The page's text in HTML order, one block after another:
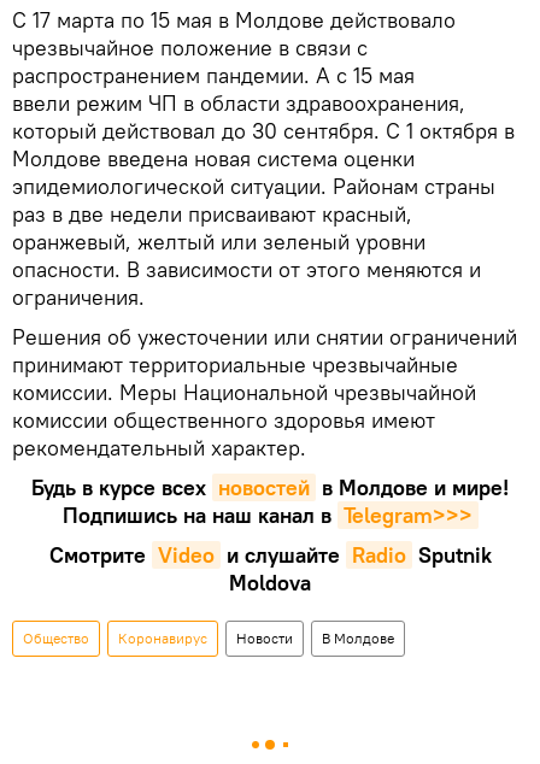
С 17 марта по 15 мая в Молдове действовало
чрезвычайное положение в связи с
распространением пандемии. А с 15 мая
ввели режим ЧП в области здравоохранения,
который действовал до 30 сентября. С 1 октября в
Молдове введена новая система оценки
эпидемиологической ситуации. Районам страны
раз в две недели присваивают красный,
оранжевый, желтый или зеленый уровни
опасности. В зависимости от этого меняются и
ограничения.
Решения об ужесточении или снятии ограничений
принимают территориальные чрезвычайные
комиссии. Меры Национальной чрезвычайной
комиссии общественного здоровья имеют
рекомендательный характер.
Будь в курсе всех новостей в Молдове и мире!
Подпишись на наш канал в Telegram>>>
Смотрите Video и слушайте Radio Sputnik
Moldova
Общество Коронавирус Новости В Молдове